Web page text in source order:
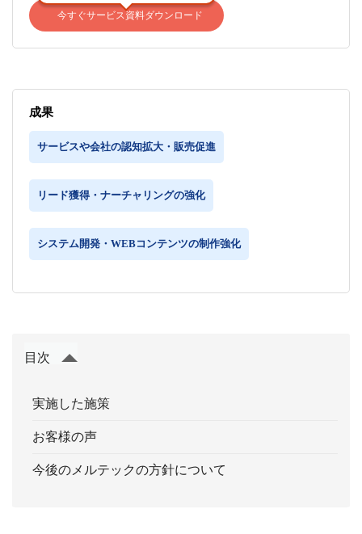
今すぐサービス資料ダウンロード
成果
サービスや会社の認知拡大・販売促進
リード獲得・ナーチャリングの強化
システム開発・WEBコンテンツの制作強化
目次
実施した施策
お客様の声
今後のメルテックの方針について